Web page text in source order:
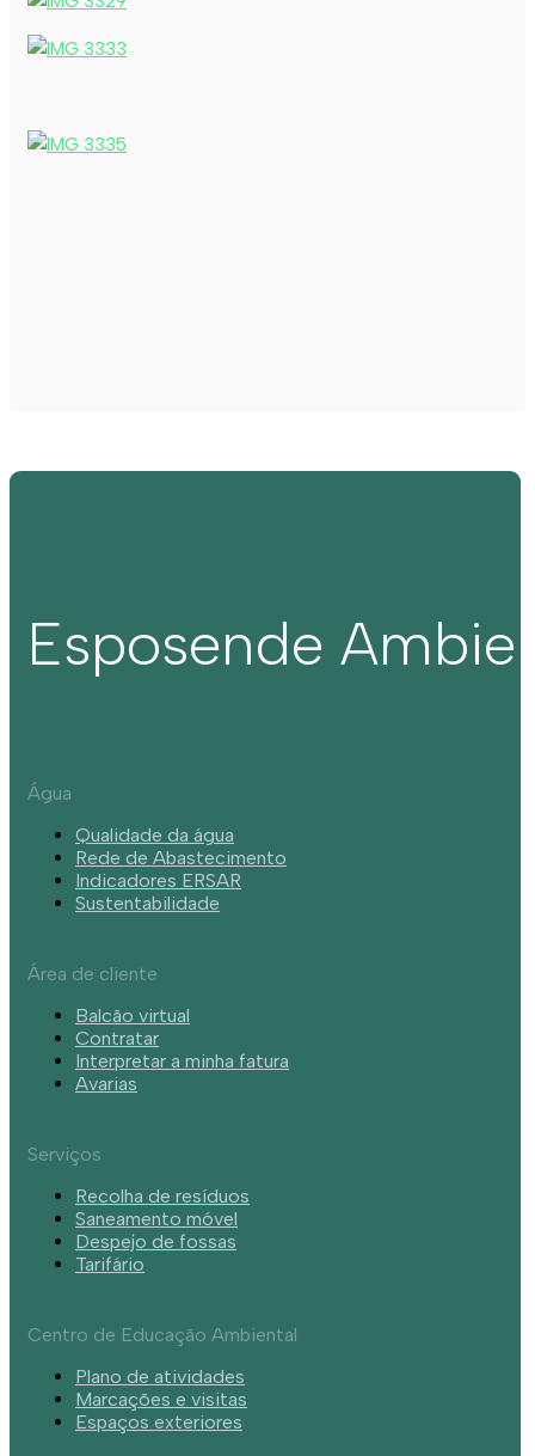
Esposende
Água
Qualidade da água
Rede de Abastecimento
Indicadores ERSAR
Sustentabilidade
Área de cliente
Balcão virtual
Contratar
Interpretar a minha fatura
Avarias
Serviços
Recolha de resíduos
Saneamento móvel
Despejo de fossas
Tarifário
Centro de Educação Ambiental
Plano de atividades
Marcações e visitas
Espaços exteriores